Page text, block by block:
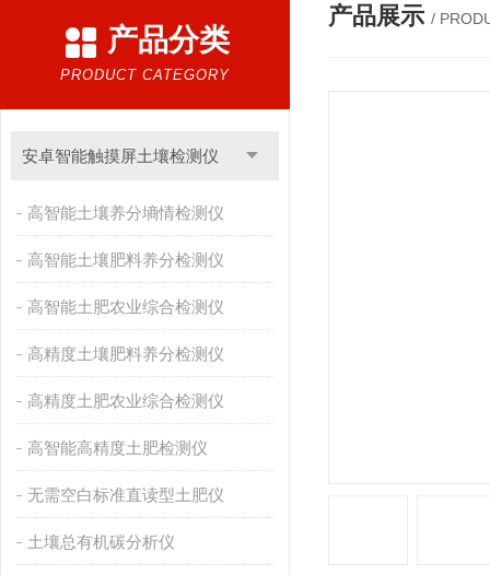
产品分类
PRODUCT CATEGORY
安卓智能触摸屏土壤检测仪
高智能土壤养分墒情检测仪
高智能土壤肥料养分检测仪
高智能土肥农业综合检测仪
高精度土壤肥料养分检测仪
高精度土肥农业综合检测仪
高智能高精度土肥检测仪
无需空白标准直读型土肥仪
土壤总有机碳分析仪
产品展示 /